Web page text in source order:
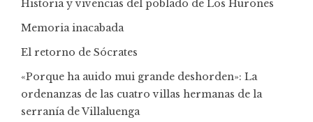
Historia y vivencias del poblado de Los Hurones
Memoria inacabada
El retorno de Sócrates
«Porque ha auido mui grande deshorden»: La
ordenanzas de las cuatro villas hermanas de la
serranía de Villaluenga